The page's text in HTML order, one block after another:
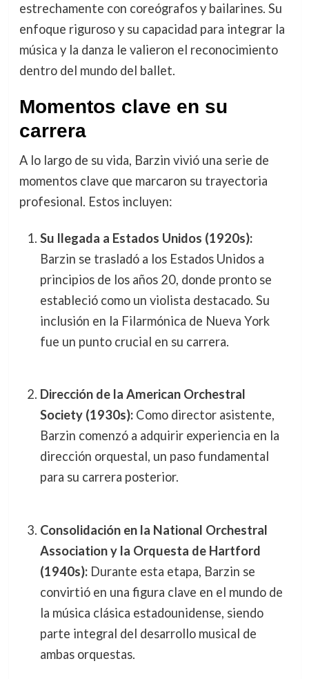
estrechamente con coreógrafos y bailarines. Su
enfoque riguroso y su capacidad para integrar la
música y la danza le valieron el reconocimiento
dentro del mundo del ballet.
Momentos clave en su
carrera
A lo largo de su vida, Barzin vivió una serie de
momentos clave que marcaron su trayectoria
profesional. Estos incluyen:
Su llegada a Estados Unidos (1920s):
Barzin se trasladó a los Estados Unidos a
principios de los años 20, donde pronto se
estableció como un violista destacado. Su
inclusión en la Filarmónica de Nueva York
fue un punto crucial en su carrera.
Dirección de la American Orchestral
Society (1930s):Como director asistente,
Barzin comenzó a adquirir experiencia en la
dirección orquestal, un paso fundamental
para su carrera posterior.
Consolidación en la National Orchestral
Association y la Orquesta de Hartford
(1940s):Durante esta etapa, Barzin se
convirtió en una figura clave en el mundo de
la música clásica estadounidense, siendo
parte integral del desarrollo musical de
ambas orquestas.